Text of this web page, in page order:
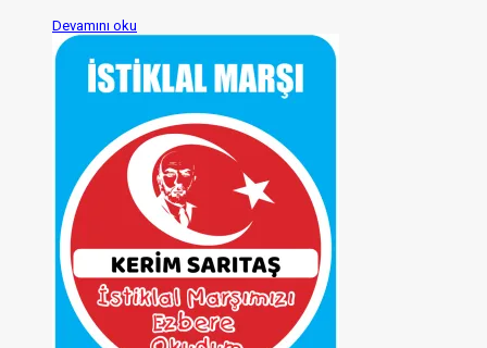
Devamını oku